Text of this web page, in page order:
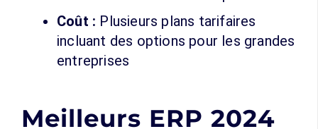
Coût : Plusieurs plans tarifaires
incluant des options pour les grandes
entreprises
Meilleurs ERP 2024